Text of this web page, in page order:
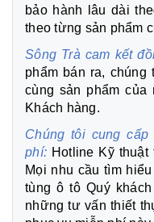
bảo hành lâu dài
theo từng sản phẩm
Sông Trà cam kết
phẩm bán ra, chúng
cùng sản phẩm
Khách hàng.
Chúng tôi cung
phí: Hotline Kỹ
Mọi nhu cầu tìm
tùng ô tô Quý
những tư vấn thiết